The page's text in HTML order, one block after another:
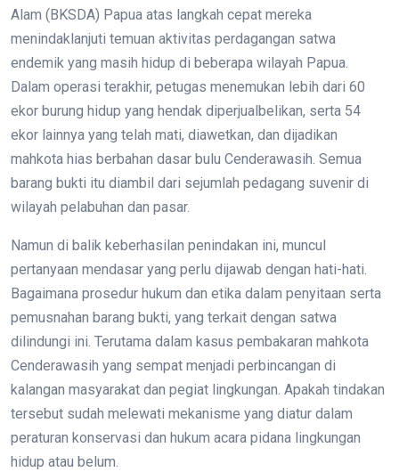
Alam (BKSDA) Papua atas langkah cepat mereka
menindaklanjuti temuan aktivitas perdagangan satwa
endemik yang masih hidup di beberapa wilayah Papua.
Dalam operasi terakhir, petugas menemukan lebih dari 60
ekor burung hidup yang hendak diperjualbelikan, serta 54
ekor lainnya yang telah mati, diawetkan, dan dijadikan
mahkota hias berbahan dasar bulu Cenderawasih. Semua
barang bukti itu diambil dari sejumlah pedagang suvenir di
wilayah pelabuhan dan pasar.
Namun di balik keberhasilan penindakan ini, muncul
pertanyaan mendasar yang perlu dijawab dengan hati-hati.
Bagaimana prosedur hukum dan etika dalam penyitaan serta
pemusnahan barang bukti, yang terkait dengan satwa
dilindungi ini. Terutama dalam kasus pembakaran mahkota
Cenderawasih yang sempat menjadi perbincangan di
kalangan masyarakat dan pegiat lingkungan. Apakah tindakan
tersebut sudah melewati mekanisme yang diatur dalam
peraturan konservasi dan hukum acara pidana lingkungan
hidup atau belum.